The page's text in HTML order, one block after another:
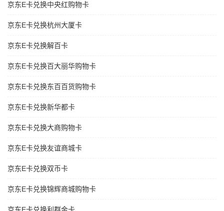
京东E卡兑换中央红购物卡
京东E卡兑换杭州大厦卡
京东E卡兑换解百卡
京东E卡兑换百大丽华购物卡
京东E卡兑换东百百货购物卡
京东E卡兑换新华都卡
京东E卡兑换大商购物卡
京东E卡兑换友谊商城卡
京东E卡兑换双币卡
京东E卡兑换锦辉商城购物卡